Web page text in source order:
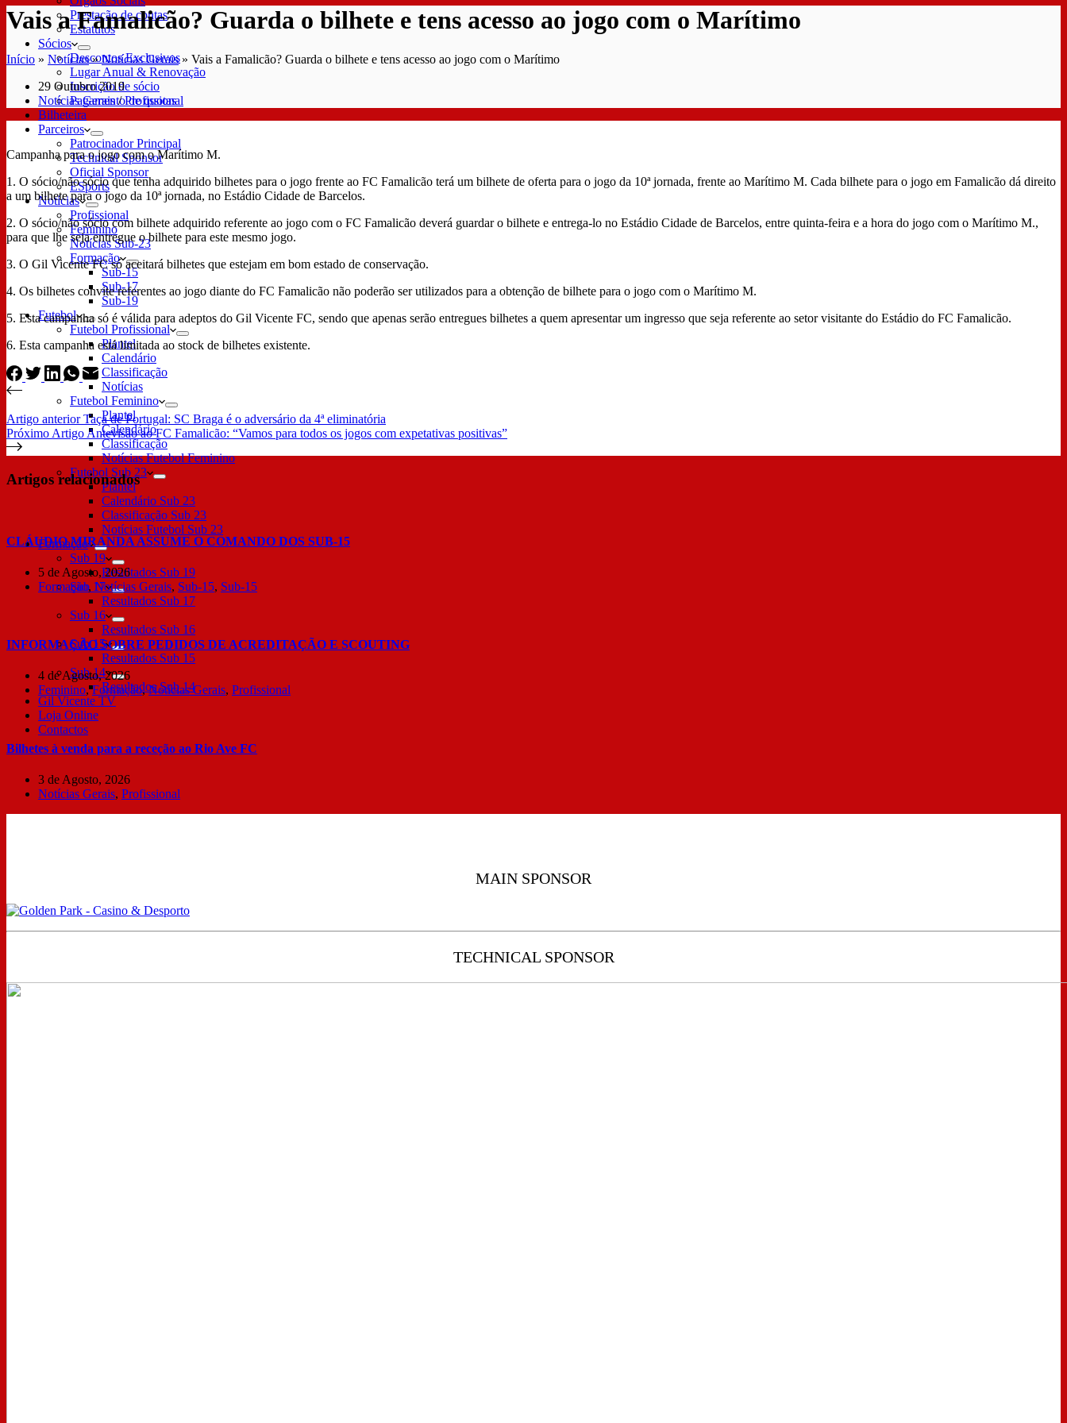
Prestação de contas
Estatutos
Sócios
Descontos Exclusivos
Lugar Anual & Renovação
Inscrição de sócio
Pagamento de quotas
Bilheteira
Parceiros
Patrocinador Principal
Technical Sponsor
Oficial Sponsor
ESports
Notícias
Profissional
Feminino
Notícias Sub-23
Formação
Sub-15
Sub-17
Sub-19
Futebol
Futebol Profissional
Plantel
Calendário
Classificação
Notícias
Futebol Feminino
Plantel
Calendário
Classificação
Notícias Futebol Feminino
Futebol Sub 23
Plantel
Calendário Sub 23
Classificação Sub 23
Notícias Futebol Sub 23
Formação
Sub 19
Resultados Sub 19
Sub 17
Resultados Sub 17
Sub 16
Resultados Sub 16
Sub 15
Resultados Sub 15
Sub 14
Resultados Sub 14
Gil Vicente TV
Loja Online
Contactos
Vais a Famalicão? Guarda o bilhete e tens acesso ao jogo com o Marítimo
Início » Notícias»Notícias Gerais» Vais a Famalicão? Guarda o bilhete e tens acesso ao jogo com o Marítimo
29 Outubro 2019
Notícias Gerais/Profissional
Campanha para o jogo com o Marítimo M.
1. O sócio/não sócio que tenha adquirido bilhetes para o jogo frente ao FC Famalicão terá um bilhete de oferta para o jogo da 10ª jornada, frente ao Marítimo M. Cada bilhete para o jogo em Famalicão dá direito
a um bilhete para o jogo da 10ª jornada, no Estádio Cidade de Barcelos.
2. O sócio/não sócio com bilhete adquirido referente ao jogo com o FC Famalicão deverá guardar o bilhete e entrega-lo no Estádio Cidade de Barcelos, entre quinta-feira e a hora do jogo com o Marítimo M.,
para que lhe seja entregue o bilhete para este mesmo jogo.
3. O Gil Vicente FC só aceitará bilhetes que estejam em bom estado de conservação.
4. Os bilhetes convite referentes ao jogo diante do FC Famalicão não poderão ser utilizados para a obtenção de bilhete para o jogo com o Marítimo M.
5. Esta campanha só é válida para adeptos do Gil Vicente FC, sendo que apenas serão entregues bilhetes a quem apresentar um ingresso que seja referente ao setor visitante do Estádio do FC Famalicão.
6. Esta campanha está limitada ao stock de bilhetes existente.
Artigo anteriorTaça de Portugal: SC Braga é o adversário da 4ª eliminatória
Próximo Artigo Antevisão ao FC Famalicão: “Vamos para todos os jogos com expetativas positivas”
Artigos relacionados
CLÁUDIO MIRANDA ASSUME O COMANDO DOS SUB-15
5 de Agosto, 2026
Formação,Notícias Gerais, Sub-15, Sub-15
INFORMAÇÃO SOBRE PEDIDOS DE ACREDITAÇÃO E SCOUTING
4 de Agosto, 2026
Feminino,Formação,Notícias Gerais, Profissional
Bilhetes à venda para a receção ao Rio Ave FC
3 de Agosto, 2026
Notícias Gerais, Profissional
MAIN SPONSOR
TECHNICAL SPONSOR